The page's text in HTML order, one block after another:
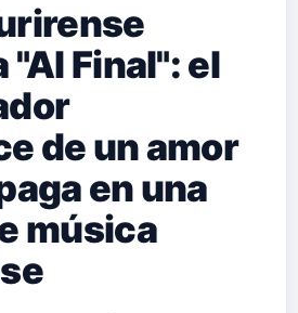
Final": el
de un amor
en una
música